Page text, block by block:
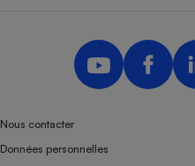
Nous contacter
Données personnelles